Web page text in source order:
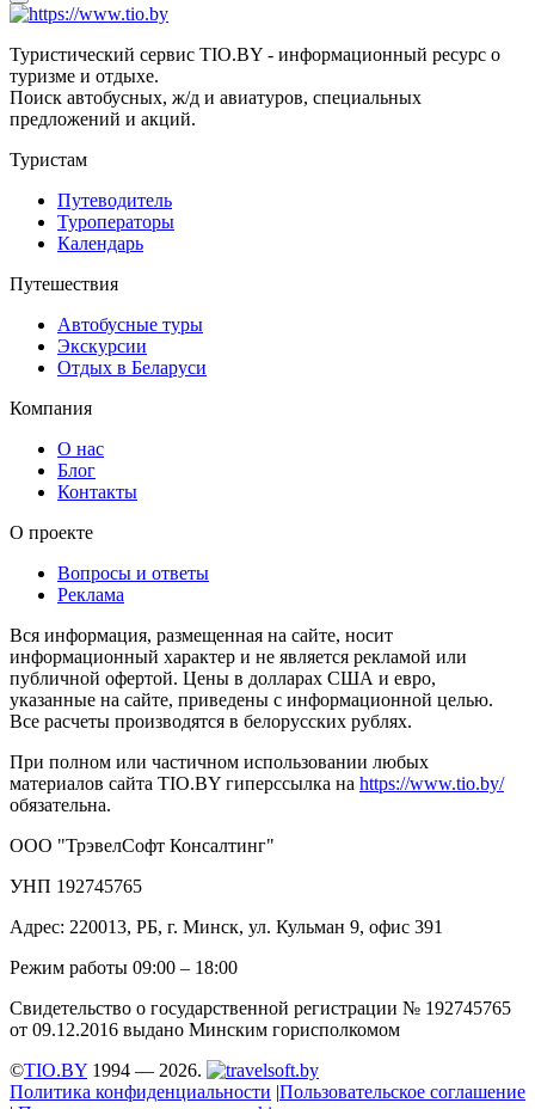
Туристический сервис TIO.BY - информационный ресурс о
туризме и отдыхе.
Поиск автобусных, ж/д и авиатуров, специальных
предложений и акций.
Туристам
Путеводитель
Туроператоры
Календарь
Путешествия
Автобусные туры
Экскурсии
Отдых в Беларуси
Компания
О нас
Блог
Контакты
О проекте
Вопросы и ответы
Реклама
Вся информация, размещенная на сайте, носит
информационный характер и не является рекламой или
публичной офертой. Цены в долларах США и евро,
указанные на сайте, приведены с информационной целью.
Все расчеты производятся в белорусских рублях.
При полном или частичном использовании любых
материалов сайта TIO.BY гиперссылка на https://www.tio.by/
обязательна.
ООО "ТрэвелСофт Консалтинг"
УНП 192745765
Адрес: 220013, РБ, г. Минск, ул. Кульман 9, офис 391
Режим работы 09:00 – 18:00
Свидетельство о государственной регистрации № 192745765
от 09.12.2016 выдано Минским горисполкомом
©TIO.BY 1994 — 2026.
Политика конфиденциальности |Пользовательское соглашение